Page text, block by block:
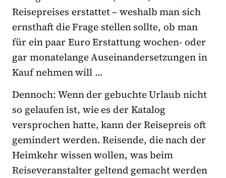
Reisepreises erstattet – weshalb man sich
ernsthaft die Frage stellen sollte, ob man
für ein paar Euro Erstattung wochen- oder
gar monatelange Auseinandersetzungen in
Kauf nehmen will …
Dennoch: Wenn der gebuchte Urlaub nicht
so gelaufen ist, wie es der Katalog
versprochen hatte, kann der Reisepreis oft
gemindert werden. Reisende, die nach der
Heimkehr wissen wollen, was beim
Reiseveranstalter geltend gemacht werden